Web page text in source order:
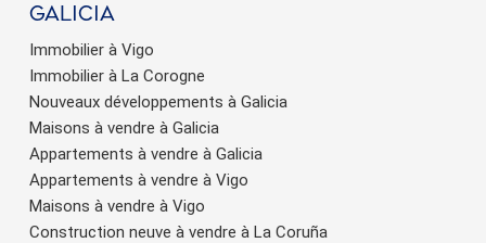
Galicia
Immobilier à Vigo
Immobilier à La Corogne
Nouveaux développements à Galicia
Maisons à vendre à Galicia
Appartements à vendre à Galicia
Appartements à vendre à Vigo
Maisons à vendre à Vigo
Construction neuve à vendre à La Coruña